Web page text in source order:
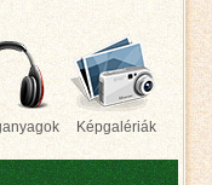
Képgalériák